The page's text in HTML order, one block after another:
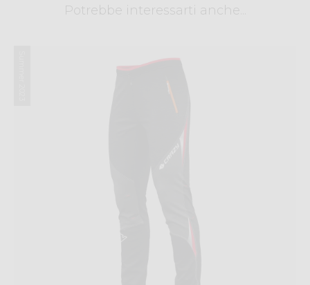
Potrebbe interessarti anche...